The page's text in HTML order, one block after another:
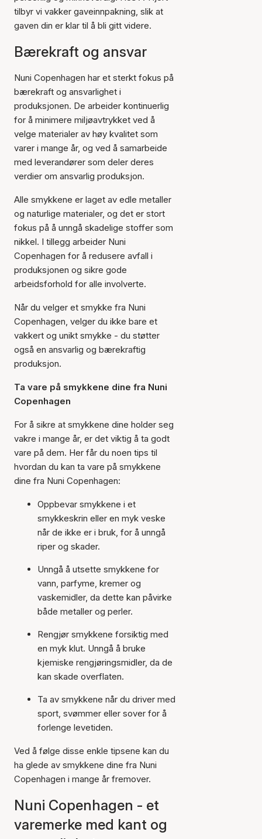
tilbyr vi vakker gaveinnpakning, slik at
gaven din er klar til å bli gitt videre.
Bærekraft og ansvar
Nuni Copenhagen har et sterkt fokus på
bærekraft og ansvarlighet i
produksjonen. De arbeider kontinuerlig
for å minimere miljøavtrykket ved å
velge materialer av høy kvalitet som
varer i mange år, og ved å samarbeide
med leverandører som deler deres
verdier om ansvarlig produksjon.
Alle smykkene er laget av edle metaller
og naturlige materialer, og det er stort
fokus på å unngå skadelige stoffer som
nikkel. I tillegg arbeider Nuni
Copenhagen for å redusere avfall i
produksjonen og sikre gode
arbeidsforhold for alle involverte.
Når du velger et smykke fra Nuni
Copenhagen, velger du ikke bare et
vakkert og unikt smykke - du støtter
også en ansvarlig og bærekraftig
produksjon.
Ta vare på smykkene dine fra Nuni
Copenhagen
For å sikre at smykkene dine holder seg
vakre i mange år, er det viktig å ta godt
vare på dem. Her får du noen tips til
hvordan du kan ta vare på smykkene
dine fra Nuni Copenhagen:
Oppbevar smykkene i et
smykkeskrin eller en myk veske
når de ikke er i bruk, for å unngå
riper og skader.
Unngå å utsette smykkene for
vann, parfyme, kremer og
vaskemidler, da dette kan påvirke
både metaller og perler.
Rengjør smykkene forsiktig med
en myk klut. Unngå å bruke
kjemiske rengjøringsmidler, da de
kan skade overflaten.
Ta av smykkene når du driver med
sport, svømmer eller sover for å
forlenge levetiden.
Ved å følge disse enkle tipsene kan du
ha glede av smykkene dine fra Nuni
Copenhagen i mange år fremover.
Nuni Copenhagen - et
varemerke med kant og